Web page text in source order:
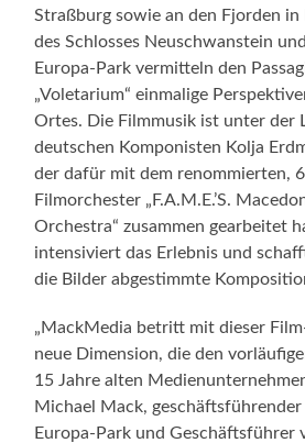
Straßburg sowie an den Fjorden
des Schlosses Neuschwanstein
Europa-Park vermitteln den
„Voletarium“ einmalige
Ortes. Die Filmmusik ist unter der
deutschen Komponisten Kolja
der dafür mit dem renommierten,
Filmorchester „F.A.M.E.’S.
Orchestra“ zusammen gearbeitet
intensiviert das Erlebnis und
die Bilder abgestimmte
„MackMedia betritt mit dieser
neue Dimension, die den
15 Jahre alten
Michael Mack,
Europa-Park und Geschäftsführer